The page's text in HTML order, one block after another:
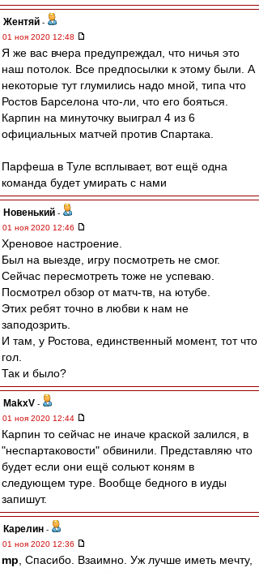
Жентяй -
01 ноя 2020 12:48
Я же вас вчера предупреждал, что ничья это
наш потолок. Все предпосылки к этому были. А
некоторые тут глумились надо мной, типа что
Ростов Барселона что-ли, что его бояться.
Карпин на минуточку выиграл 4 из 6
официальных матчей против Спартака.
Парфеша в Туле всплывает, вот ещё одна
команда будет умирать с нами
Новенький -
01 ноя 2020 12:46
Хреновое настроение.
Был на выезде, игру посмотреть не смог.
Сейчас пересмотреть тоже не успеваю.
Посмотрел обзор от матч-тв, на ютубе.
Этих ребят точно в любви к нам не
заподозрить.
И там, у Ростова, единственный момент, тот что
гол.
Так и было?
MakxV -
01 ноя 2020 12:44
Карпин то сейчас не иначе краской залился, в
"неспартаковости" обвинили. Представляю что
будет если они ещё сольют коням в
следующем туре. Вообще бедного в иуды
запишут.
Карелин -
01 ноя 2020 12:36
mp , Спасибо. Взаимно. Уж лучше иметь мечту,